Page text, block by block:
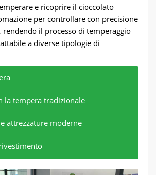
e ricoprire il cioccolato
per controllare con precisione
rendendo il processo di temperaggio
a diverse tipologie di
la tempera tradizionale
attrezzature moderne